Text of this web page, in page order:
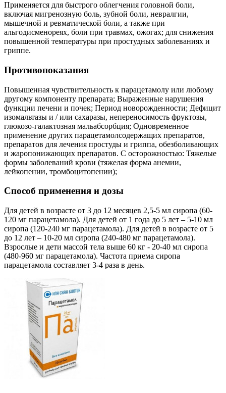
Применяется для быстрого облегчения головной боли,
включая мигренозную боль, зубной боли, невралгии,
мышечной и ревматической боли, а также при
альгодисменореях, боли при травмах, ожогах; для снижения
повышенной температуры при простудных заболеваниях и
гриппе.
Противопоказания
Повышенная чувствительность к парацетамолу или любому
другому компоненту препарата; Выраженные нарушения
функции печени и почек; Период новорожденности; Дефицит
изомальтазы и / или сахаразы, непереносимость фруктозы,
глюкозо-галактозная мальабсорбция; Одновременное
применение других парацетамолсодержащих препаратов,
препаратов для лечения простуды и гриппа, обезболивающих
и жаропонижающих препаратов. С осторожностью: Тяжелые
формы заболеваний крови (тяжелая форма анемии,
лейкопении, тромбоцитопении);
Способ применения и дозы
Для детей в возрасте от 3 до 12 месяцев 2,5-5 мл сиропа (60-
120 мг парацетамола). Для детей от 1 года до 5 лет – 5-10 мл
сиропа (120-240 мг парацетамола). Для детей в возрасте от 5
до 12 лет – 10-20 мл сиропа (240-480 мг парацетамола).
Взрослые и дети массой тела выше 60 кг - 20-40 мл сиропа
(480-960 мг парацетамола). Частота приема сиропа
парацетамола составляет 3-4 раза в день.